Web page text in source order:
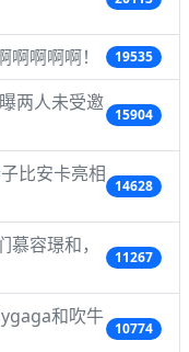
啊啊啊！ 19535
两人未受邀
15904
比安卡亮相
14628
容璟和，
11267
和吹牛
10774